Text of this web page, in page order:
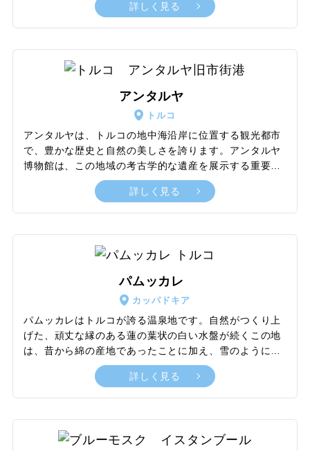
食によってできた、「妖精の煙突」や「キノコ岩」と呼
ばれる多種多様な奇岩群が不思議な光景をつくり出して
クユなどの地下都市、ウチヒサルの岩の要塞、ウフララ
渓谷、陶器と絨毯の名産地アヴァノスなど、見どころが
たくさんです。地下に広がる地下都市では探検気分を味
わえ、バルーンに乗れば一面に広がる奇岩の大パノラマ
で特別な世界観を味わえます。
詳しく見る
アンタルヤ
トルコ
アンタルヤは、トルコの地中海沿岸に位置する観光都市
で、豊かな歴史と自然の美しさを誇ります。アンタルヤ
博物館は、この地域の考古学的な遺産を展示する重要な
スポットであり、リュキア、ローマ、ビザンチン時代の
彫刻や遺物が見られます。とくに「神々のホール」に
は、ギリシャ神話の神々の彫像が展示されており、見逃
旗を獲得したこのビーチは、7kmにわたる砂利浜と透明
するメルメルリビーチも、市内の歴史的な雰囲気を感じ
ながらリラックスできる場所として人気。さらに、デュ
デンの滝もアンタルヤの自然美を象徴する観光地。
詳しく見る
パムッカレ
カッパドキア
パムッカレはトルコが誇る温泉地です。自然がつくり上
げた、頑丈な縁のある蓮の葉状の白い水盤が続くこの地
は、昔から綿の産地であったことに加え、雪のように白
い大きな石灰棚が広がっていることから、トルコ語で
「綿の城砦」を意味するパムッカレと呼ばれています。
鍾乳石でできた真っ白な台地が棚状に広がり、パムッカ
います。この温泉水には、心臓病、循環器疾患、高血
詳しく見る